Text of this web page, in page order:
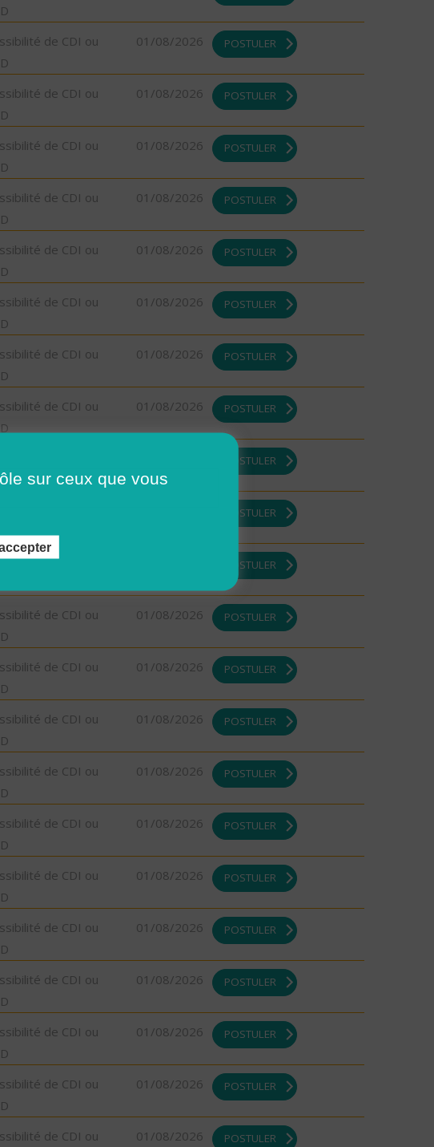
de CDI ou
01/08/2026 POSTULER
de CDI ou
01/08/2026 POSTULER
de CDI ou
01/08/2026 POSTULER
de CDI ou
01/08/2026 POSTULER
de CDI ou
01/08/2026 POSTULER
de CDI ou
01/08/2026 POSTULER
de CDI ou
01/08/2026 POSTULER
de CDI ou
01/08/2026 POSTULER
POSTULER
POSTULER
de CDI ou
POSTULER
de CDI ou
01/08/2026 POSTULER
de CDI ou
01/08/2026 POSTULER
de CDI ou
01/08/2026 POSTULER
de CDI ou
01/08/2026 POSTULER
de CDI ou
01/08/2026 POSTULER
de CDI ou
01/08/2026 POSTULER
de CDI ou
01/08/2026 POSTULER
de CDI ou
01/08/2026 POSTULER
de CDI ou
01/08/2026 POSTULER
de CDI ou
01/08/2026 POSTULER
de CDI ou
01/08/2026 POSTULER
sur ceux que vous